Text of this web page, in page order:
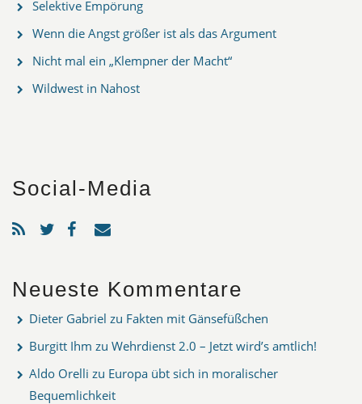
Selektive Empörung
Wenn die Angst größer ist als das Argument
Nicht mal ein „Klempner der Macht“
Wildwest in Nahost
Social-Media
Neueste Kommentare
Dieter Gabriel zu Fakten mit Gänsefüßchen
Burgitt Ihm zu Wehrdienst 2.0 – Jetzt wird’s amtlich!
Aldo Orelli zu Europa übt sich in moralischer
Bequemlichkeit